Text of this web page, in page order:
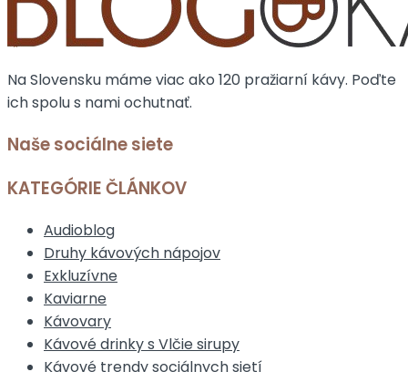
Na Slovensku máme viac ako 120 pražiarní kávy. Poďte
ich spolu s nami ochutnať.
Naše sociálne siete
KATEGÓRIE ČLÁNKOV
Audioblog
Druhy kávových nápojov
Exkluzívne
Kaviarne
Kávovary
Kávové drinky s Vlčie sirupy
Kávové trendy sociálnych sietí